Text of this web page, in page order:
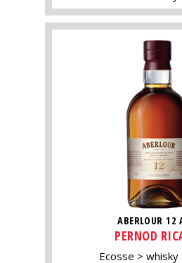
ABERLOUR 12
PERNOD
Ecosse whisky